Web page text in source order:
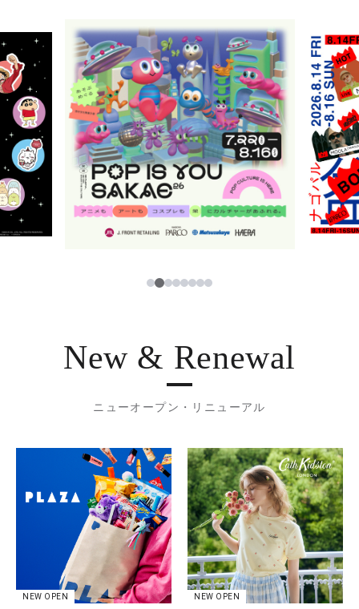
レストラン・カフェ
TAX FREE
PARCOメンバーズ
ภาษาไทย
日本語
1234567
New & Renewal
ニューオープン・リニューアル
NEW OPEN NEW OPEN